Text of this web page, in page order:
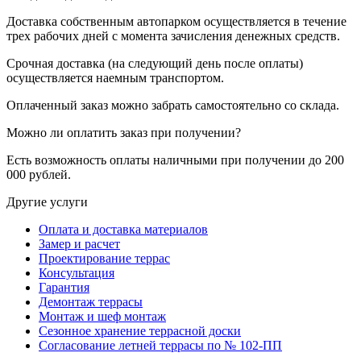
Доставка собственным автопарком осуществляется в течение
трех рабочих дней с момента зачисления денежных средств.
Срочная доставка (на следующий день после оплаты)
осуществляется наемным транспортом.
Оплаченный заказ можно забрать самостоятельно со склада.
Можно ли оплатить заказ при получении?
Есть возможность оплаты наличными при получении до 200
000 рублей.
Другие услуги
Оплата и доставка материалов
Замер и расчет
Проектирование террас
Консультация
Гарантия
Демонтаж террасы
Монтаж и шеф монтаж
Сезонное хранение террасной доски
Согласование летней террасы по № 102-ПП